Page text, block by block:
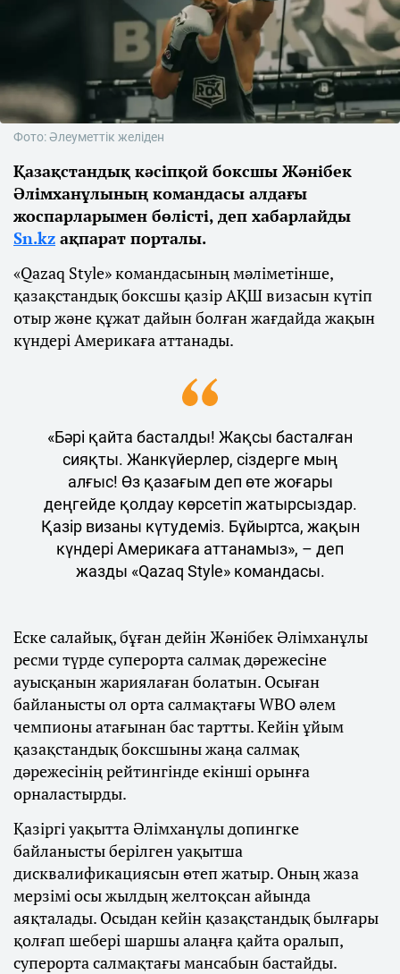
Фото: Әлеуметтік желіден
Қазақстандық кәсіпқой боксшы Жәнібек
Әлімханұлының командасы алдағы
жоспарларымен бөлісті, деп хабарлайды
Sn.kz ақпарат порталы.
«Qazaq Style» командасының мәліметінше,
қазақстандық боксшы қазір АҚШ визасын күтіп
отыр және құжат дайын болған жағдайда жақын
күндері Америкаға аттанады.
«Бәрі қайта басталды! Жақсы басталған
сияқты. Жанкүйерлер, сіздерге мың
алғыс! Өз қазағым деп өте жоғары
деңгейде қолдау көрсетіп жатырсыздар.
Қазір визаны күтудеміз. Бұйыртса, жақын
күндері Америкаға аттанамыз», – деп
жазды «Qazaq Style» командасы.
Еске салайық, бұған дейін Жәнібек Әлімханұлы
ресми түрде суперорта салмақ дәрежесіне
ауысқанын жариялаған болатын. Осыған
байланысты ол орта салмақтағы WBO әлем
чемпионы атағынан бас тартты. Кейін ұйым
қазақстандық боксшыны жаңа салмақ
дәрежесінің рейтингінде екінші орынға
орналастырды.
Қазіргі уақытта Әлімханұлы допингке
байланысты берілген уақытша
дисквалификациясын өтеп жатыр. Оның жаза
мерзімі осы жылдың желтоқсан айында
аяқталады. Осыдан кейін қазақстандық былғары
қолғап шебері шаршы алаңға қайта оралып,
суперорта салмақтағы мансабын бастайды.